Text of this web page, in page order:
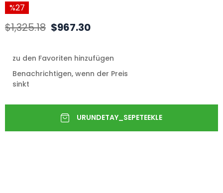
27
$1,325.18 $967.30
zu den Favoriten hinzufügen
Benachrichtigen, wenn der Preis
sinkt